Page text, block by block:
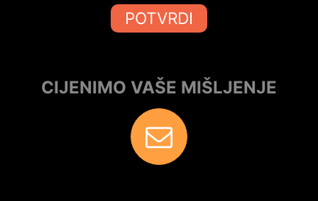
POTVRDI
CIJENIMO VAŠE MIŠLJENJE